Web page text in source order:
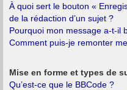
À quoi sert le bouton «
de la rédaction d’un sujet ?
Pourquoi mon message a-t-il
Comment puis-je remonter
Mise en forme et types de
Qu’est-ce que le BBCode ?